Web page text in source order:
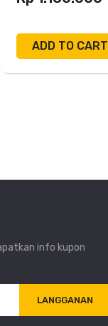
ADD TO CART
info kupon
LANGGANAN